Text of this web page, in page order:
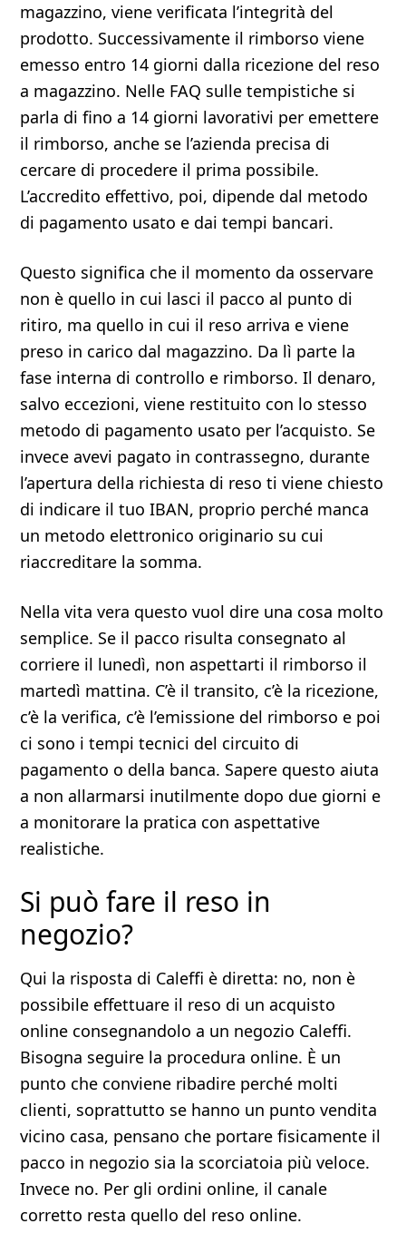
magazzino, viene verificata l’integrità del
prodotto. Successivamente il rimborso viene
emesso entro 14 giorni dalla ricezione del reso
a magazzino. Nelle FAQ sulle tempistiche si
parla di fino a 14 giorni lavorativi per emettere
il rimborso, anche se l’azienda precisa di
cercare di procedere il prima possibile.
L’accredito effettivo, poi, dipende dal metodo
di pagamento usato e dai tempi bancari.
Questo significa che il momento da osservare
non è quello in cui lasci il pacco al punto di
ritiro, ma quello in cui il reso arriva e viene
preso in carico dal magazzino. Da lì parte la
fase interna di controllo e rimborso. Il denaro,
salvo eccezioni, viene restituito con lo stesso
metodo di pagamento usato per l’acquisto. Se
invece avevi pagato in contrassegno, durante
l’apertura della richiesta di reso ti viene chiesto
di indicare il tuo IBAN, proprio perché manca
un metodo elettronico originario su cui
riaccreditare la somma.
Nella vita vera questo vuol dire una cosa molto
semplice. Se il pacco risulta consegnato al
corriere il lunedì, non aspettarti il rimborso il
martedì mattina. C’è il transito, c’è la ricezione,
c’è la verifica, c’è l’emissione del rimborso e poi
ci sono i tempi tecnici del circuito di
pagamento o della banca. Sapere questo aiuta
a non allarmarsi inutilmente dopo due giorni e
a monitorare la pratica con aspettative
realistiche.
Si può fare il reso in
negozio?
Qui la risposta di Caleffi è diretta: no, non è
possibile effettuare il reso di un acquisto
online consegnandolo a un negozio Caleffi.
Bisogna seguire la procedura online. È un
punto che conviene ribadire perché molti
clienti, soprattutto se hanno un punto vendita
vicino casa, pensano che portare fisicamente il
pacco in negozio sia la scorciatoia più veloce.
Invece no. Per gli ordini online, il canale
corretto resta quello del reso online.